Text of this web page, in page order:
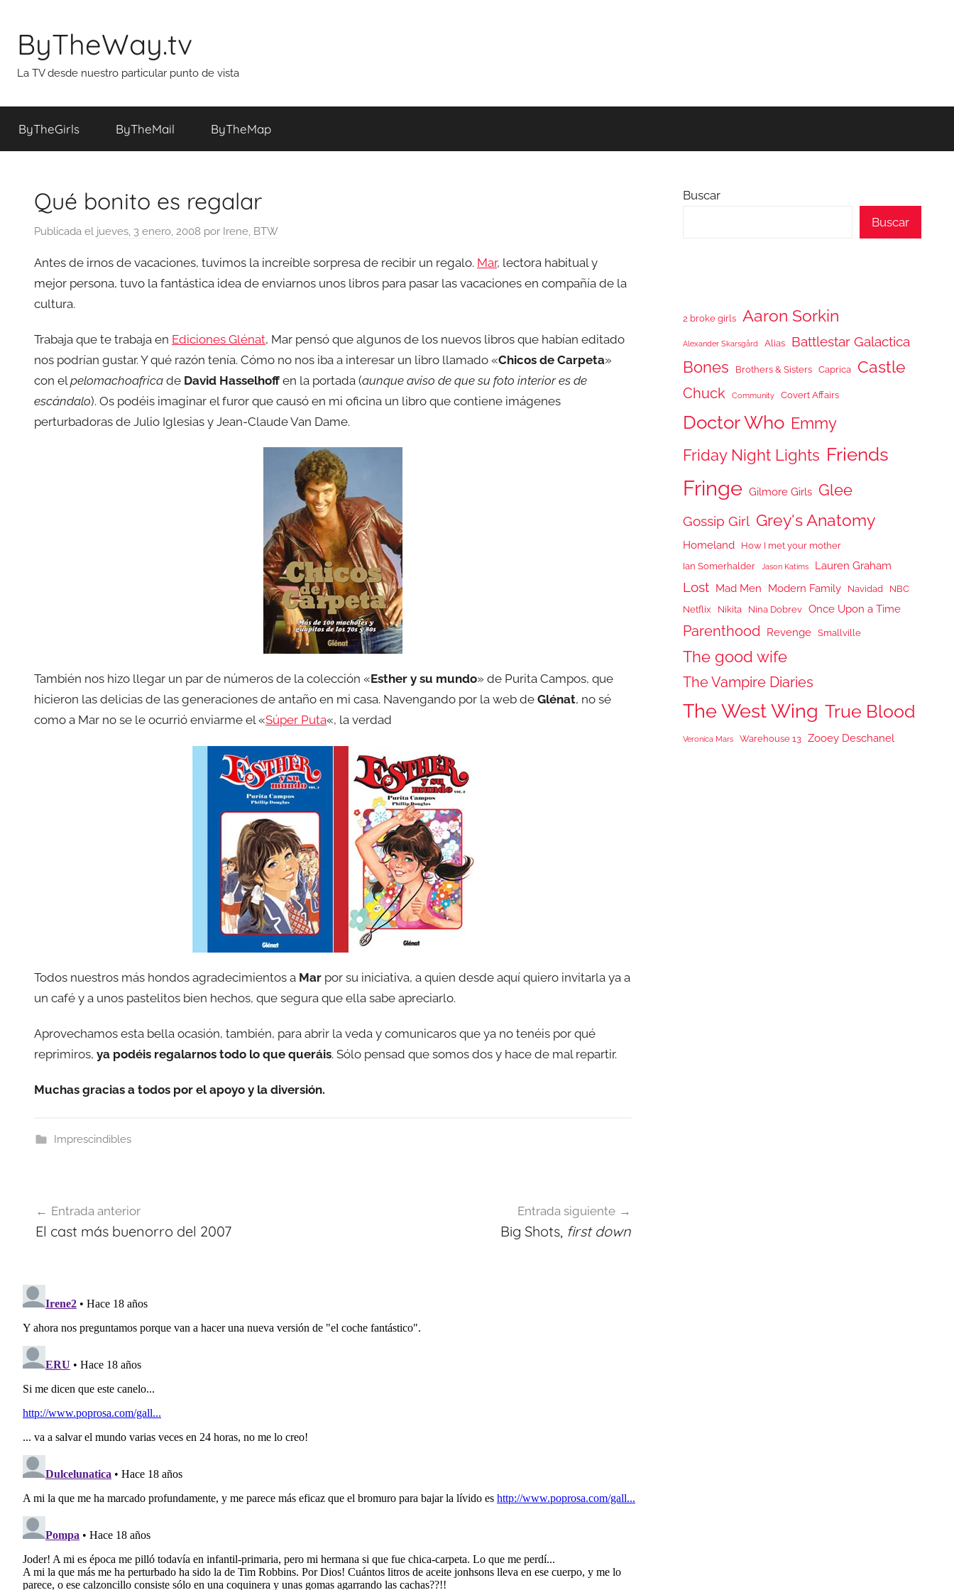
contenido
ByTheWay.tv
La TV desde nuestro particular punto de vista
ByTheGirls ByTheMail ByTheMap
Qué bonito es regalar
Publicada el jueves, 3 enero, 2008 por Irene, BTW
Antes de irnos de vacaciones, tuvimos la increíble sorpresa de recibir un regalo. Mar, lectora habitual y
mejor persona, tuvo la fantástica idea de enviarnos unos libros para pasar las vacaciones en compañía de la
cultura.
Trabaja que te trabaja en Ediciones Glénat, Mar pensó que algunos de los nuevos libros que habían editado
nos podrían gustar. Y qué razón tenía. Cómo no nos iba a interesar un libro llamado «Chicos de Carpeta»
con el pelomachoafrica de David Hasselhoff en la portada (aunque aviso de que su foto interior es de
escándalo). Os podéis imaginar el furor que causó en mi oficina un libro que contiene imágenes
perturbadoras de Julio Iglesias y Jean-Claude Van Dame.
También nos hizo llegar un par de números de la colección «Esther y su mundo» de Purita Campos, que
hicieron las delicias de las generaciones de antaño en mi casa. Navengando por la web de Glénat, no sé
como a Mar no se le ocurrió enviarme el «Súper Puta«, la verdad
Todos nuestros más hondos agradecimientos a Mar por su iniciativa, a quien desde aquí quiero invitarla ya a
un café y a unos pastelitos bien hechos, que segura que ella sabe apreciarlo.
Aprovechamos esta bella ocasión, también, para abrir la veda y comunicaros que ya no tenéis por qué
reprimiros, ya podéis regalarnos todo lo que queráis. Sólo pensad que somos dos y hace de mal repartir.
Muchas gracias a todos por el apoyo y la diversión.
Imprescindibles
de
Entrada anterior
El cast más buenorro del 2007
Entrada siguiente
Big Shots, first down
Buscar
Buscar
2 broke girls Aaron Sorkin
Alexander Skarsgård Alias Battlestar Galactica
Bones Brothers & Sisters Caprica Castle
Chuck Community Covert Affairs
Doctor Who Emmy
Friday Night Lights Friends
Fringe Gilmore Girls Glee
Gossip Girl Grey's Anatomy
Homeland
How I met your mother
Ian Somerhalder
Jason Katims Lauren Graham
Lost Mad Men Modern Family Navidad
NBC
Netflix
Nikita Nina Dobrev Once Upon a Time
Parenthood Revenge Smallville
The good wife
The Vampire Diaries
The West Wing True Blood
Veronica Mars Warehouse 13 Zooey Deschanel